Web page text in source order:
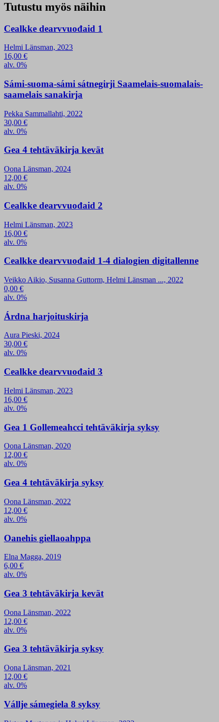
Tutustu myös näihin
Cealkke dearvvuođaid 1
Helmi Länsman, 2023
16,00 €
alv. 0%
Sámi-suoma-sámi sátnegirji Saamelais-suomalais-
saamelais sanakirja
Pekka Sammallahti, 2022
30,00 €
alv. 0%
Gea 4 tehtäväkirja kevät
Oona Länsman, 2024
12,00 €
alv. 0%
Cealkke dearvvuođaid 2
Helmi Länsman, 2023
16,00 €
alv. 0%
Cealkke dearvvuođaid 1-4 dialogien digitallenne
Veikko Aikio, Susanna Guttorm, Helmi Länsman ..., 2022
0,00 €
alv. 0%
Árdna harjoituskirja
Aura Pieski, 2024
30,00 €
alv. 0%
Cealkke dearvvuođaid 3
Helmi Länsman, 2023
16,00 €
alv. 0%
Gea 1 Gollemeahcci tehtäväkirja syksy
Oona Länsman, 2020
12,00 €
alv. 0%
Gea 4 tehtäväkirja syksy
Oona Länsman, 2022
12,00 €
alv. 0%
Oanehis giellaoahppa
Elna Magga, 2019
6,00 €
alv. 0%
Gea 3 tehtäväkirja kevät
Oona Länsman, 2022
12,00 €
alv. 0%
Gea 3 tehtäväkirja syksy
Oona Länsman, 2021
12,00 €
alv. 0%
Vállje sámegiela 8 syksy